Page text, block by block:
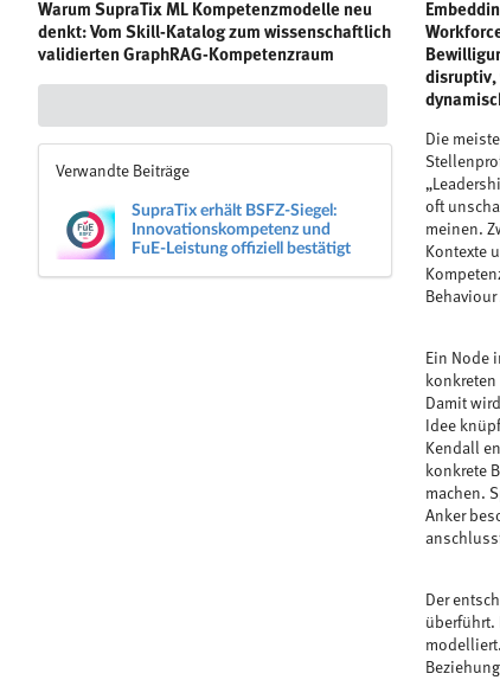
Warum SupraTix ML Kompetenzmodelle neu
denkt: Vom Skill-Katalog zum wissenschaftlich
validierten GraphRAG-Kompetenzraum
Verwandte Beiträge
SupraTix erhält BSFZ‑Siegel:
Innovationskompetenz und
FuE‑Leistung offiziell bestätigt
disruptiv,
Die
oft
meinen.
Kontexte
Ein Node
Damit
Idee
Kendall
konkrete
machen.
Anker
Der
überführt.